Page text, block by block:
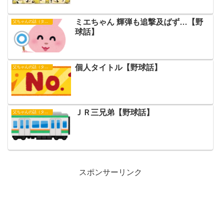
父ちゃんの話（タイガース）
ミエちゃん 輝弾も追撃及ばず…【野
球話】
個人タイトル【野球話】
父ちゃんの話（タイガース） ＪＲ三兄弟【野球話】
スポンサーリンク